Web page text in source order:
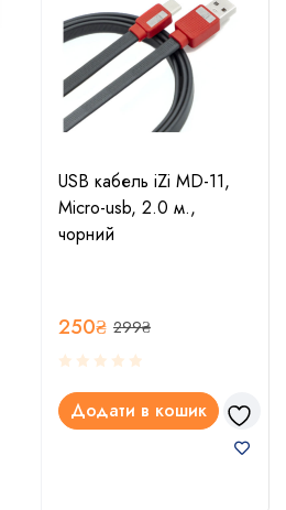
USB кабель iZi MD-11,
Micro-usb, 2.0 м.,
чорний
299₴
250₴
Додати в кошик